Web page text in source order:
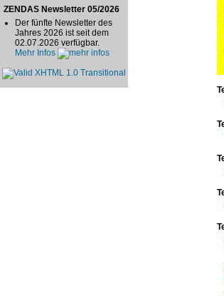
ZENDAS Newsletter 05/2026
Der fünfte Newsletter des
Jahres 2026 ist seit dem
02.07.2026 verfügbar.
Mehr Infos